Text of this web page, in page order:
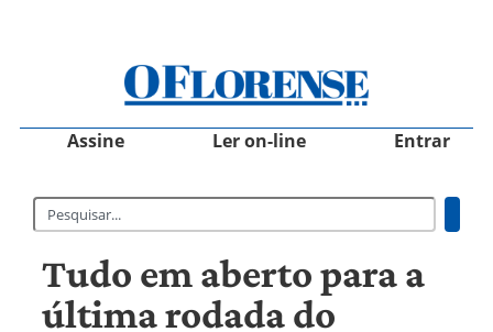
Assine Ler on-line Entrar
Tudo em aberto para a
última rodada do